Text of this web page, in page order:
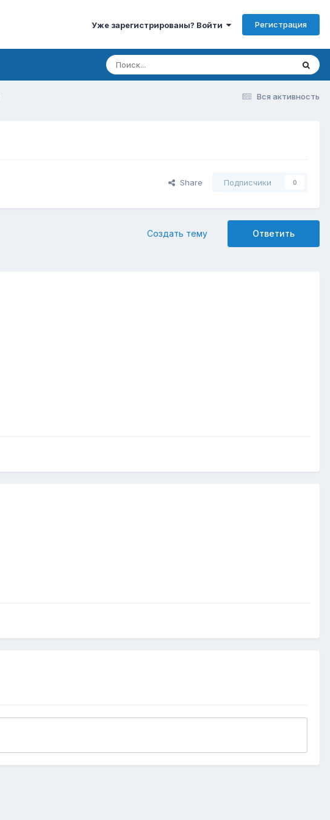
Уже зарегистрированы? Войти Регистрация
Вся активность
Share Подписчики 0
Ответить
Создать тему